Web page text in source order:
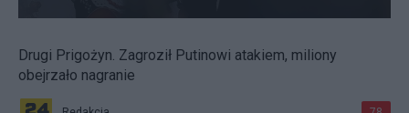
Drugi Prigożyn. Zagroził Putinowi atakiem, miliony
obejrzało nagranie